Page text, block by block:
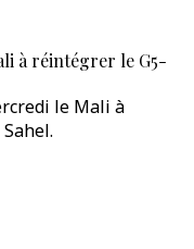
à réintégrer le G5-
le Mali à